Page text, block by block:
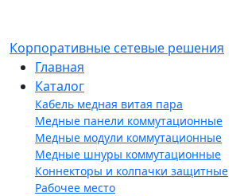
Корпоративные сетевые решения
Главная
Каталог
Кабель медная витая пара
Медные панели коммутационные
Медные модули коммутационные
Медные шнуры коммутационные
Коннекторы и колпачки защитные
Рабочее место